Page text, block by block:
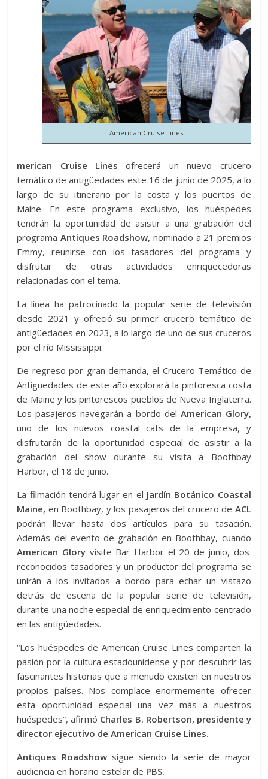
American Cruise Lines
merican Cruise Lines ofrecerá un nuevo crucero
temático de antigüedades este 16 de junio de 2025, a lo
largo de su itinerario por la costa y los puertos de
Maine. En este programa exclusivo, los huéspedes
tendrán la oportunidad de asistir a una grabación del
programa Antiques Roadshow, nominado a 21 premios
Emmy, reunirse con los tasadores del programa y
disfrutar de otras actividades enriquecedoras
relacionadas con el tema.
La línea ha patrocinado la popular serie de televisión
desde 2021 y ofreció su primer crucero temático de
antigüedades en 2023, a lo largo de uno de sus cruceros
por el río Mississippi.
De regreso por gran demanda, el Crucero Temático de
Antigüedades de este año explorará la pintoresca costa
de Maine y los pintorescos pueblos de Nueva Inglaterra.
Los pasajeros navegarán a bordo del American Glory,
uno de los nuevos coastal cats de la empresa, y
disfrutarán de la oportunidad especial de asistir a la
grabación del show durante su visita a Boothbay
Harbor, el 18 de junio.
La filmación tendrá lugar en el Jardín Botánico Coastal
Maine, en Boothbay, y los pasajeros del crucero de ACL
podrán llevar hasta dos artículos para su tasación.
Además del evento de grabación en Boothbay, cuando
American Glory visite Bar Harbor el 20 de junio, dos
reconocidos tasadores y un productor del programa se
unirán a los invitados a bordo para echar un vistazo
detrás de escena de la popular serie de televisión,
durante una noche especial de enriquecimiento centrado
en las antigüedades.
“Los huéspedes de American Cruise Lines comparten la
pasión por la cultura estadounidense y por descubrir las
fascinantes historias que a menudo existen en nuestros
propios países. Nos complace enormemente ofrecer
esta oportunidad especial una vez más a nuestros
huéspedes”, afirmó Charles B. Robertson, presidente y
director ejecutivo de American Cruise Lines.
Antiques Roadshowsigue siendo la serie de mayor
audiencia en horario estelar de PBS.